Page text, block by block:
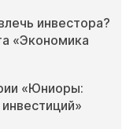
инвестора?
«Экономика
«Юниоры: